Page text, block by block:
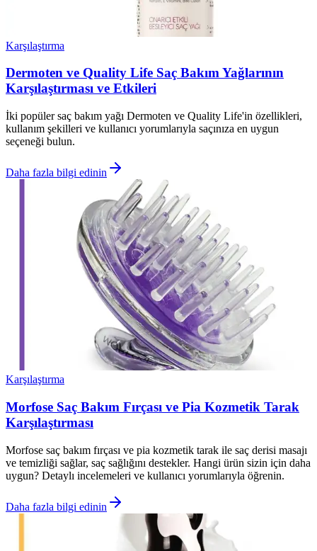
Karşılaştırma
Dermoten ve Quality Life Saç Bakım Yağlarının
Karşılaştırması ve Etkileri
İki popüler saç bakım yağı Dermoten ve Quality Life'in özellikleri,
kullanım şekilleri ve kullanıcı yorumlarıyla saçınıza en uygun
seçeneği bulun.
Daha fazla bilgi edinin
Karşılaştırma
Morfose Saç Bakım Fırçası ve Pia Kozmetik Tarak
Karşılaştırması
Morfose saç bakım fırçası ve pia kozmetik tarak ile saç derisi masajı
ve temizliği sağlar, saç sağlığını destekler. Hangi ürün sizin için daha
uygun? Detaylı incelemeleri ve kullanıcı yorumlarıyla öğrenin.
Daha fazla bilgi edinin